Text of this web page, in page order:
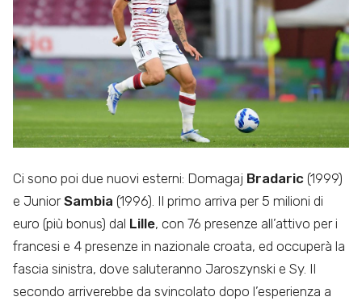
Ci sono poi due nuovi esterni: Domagaj Bradaric (1999)
e JuniorSambia (1996). Il primo arriva per 5 milioni di
euro (più bonus) dal Lille, con 76 presenze all’attivo per i
francesi e 4 presenze in nazionale croata, ed occuperà la
fascia sinistra, dove saluteranno Jaroszynski e Sy. Il
secondo arriverebbe da svincolato dopo l’esperienza a